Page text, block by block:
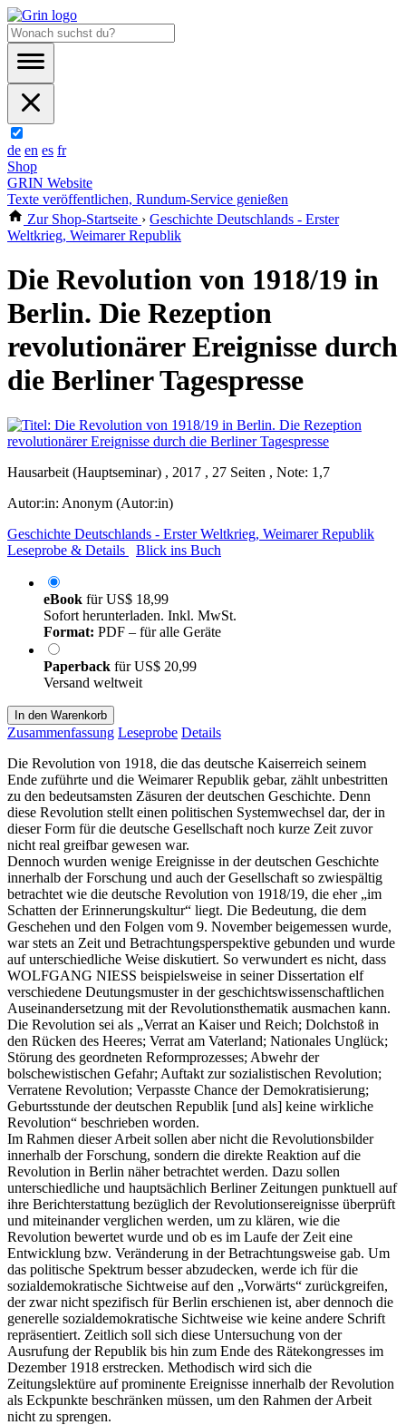
de en es fr
Shop
GRIN Website
Texte veröffentlichen, Rundum-Service genießen
Zur Shop-Startseite › Geschichte Deutschlands - Erster
Weltkrieg, Weimarer Republik
Die Revolution von 1918/19 in
Berlin. Die Rezeption
revolutionärer Ereignisse durch
die Berliner Tagespresse
Hausarbeit (Hauptseminar) , 2017 , 27 Seiten , Note: 1,7
Autor:in: Anonym (Autor:in)
Geschichte Deutschlands - Erster Weltkrieg, Weimarer Republik
Leseprobe & Details
Blick ins Buch
eBook fürUS$ 18,99
Sofort herunterladen. Inkl. MwSt.
Format: PDF – für alle Geräte
Paperback fürUS$ 20,99
Versand weltweit
In den Warenkorb
Zusammenfassung Leseprobe Details
Die Revolution von 1918, die das deutsche Kaiserreich seinem
Ende zuführte und die Weimarer Republik gebar, zählt unbestritten
zu den bedeutsamsten Zäsuren der deutschen Geschichte. Denn
diese Revolution stellt einen politischen Systemwechsel dar, der in
dieser Form für die deutsche Gesellschaft noch kurze Zeit zuvor
nicht real greifbar gewesen war.
Dennoch wurden wenige Ereignisse in der deutschen Geschichte
innerhalb der Forschung und auch der Gesellschaft so zwiespältig
betrachtet wie die deutsche Revolution von 1918/19, die eher „im
Schatten der Erinnerungskultur“ liegt. Die Bedeutung, die dem
Geschehen und den Folgen vom 9. November beigemessen wurde,
war stets an Zeit und Betrachtungsperspektive gebunden und wurde
auf unterschiedliche Weise diskutiert. So verwundert es nicht, dass
WOLFGANG NIESS beispielsweise in seiner Dissertation elf
verschiedene Deutungsmuster in der geschichtswissenschaftlichen
Auseinandersetzung mit der Revolutionsthematik ausmachen kann.
Die Revolution sei als „Verrat an Kaiser und Reich; Dolchstoß in
den Rücken des Heeres; Verrat am Vaterland; Nationales Unglück;
Störung des geordneten Reformprozesses; Abwehr der
bolschewistischen Gefahr; Auftakt zur sozialistischen Revolution;
Verratene Revolution; Verpasste Chance der Demokratisierung;
Geburtsstunde der deutschen Republik [und als] keine wirkliche
Revolution“ beschrieben worden.
Im Rahmen dieser Arbeit sollen aber nicht die Revolutionsbilder
innerhalb der Forschung, sondern die direkte Reaktion auf die
Revolution in Berlin näher betrachtet werden. Dazu sollen
unterschiedliche und hauptsächlich Berliner Zeitungen punktuell auf
ihre Berichterstattung bezüglich der Revolutionsereignisse überprüft
und miteinander verglichen werden, um zu klären, wie die
Revolution bewertet wurde und ob es im Laufe der Zeit eine
Entwicklung bzw. Veränderung in der Betrachtungsweise gab. Um
das politische Spektrum besser abzudecken, werde ich für die
sozialdemokratische Sichtweise auf den „Vorwärts“ zurückgreifen,
der zwar nicht spezifisch für Berlin erschienen ist, aber dennoch die
generelle sozialdemokratische Sichtweise wie keine andere Schrift
repräsentiert. Zeitlich soll sich diese Untersuchung von der
Ausrufung der Republik bis hin zum Ende des Rätekongresses im
Dezember 1918 erstrecken. Methodisch wird sich die
Zeitungslektüre auf prominente Ereignisse innerhalb der Revolution
als Eckpunkte beschränken müssen, um den Rahmen der Arbeit
nicht zu sprengen.